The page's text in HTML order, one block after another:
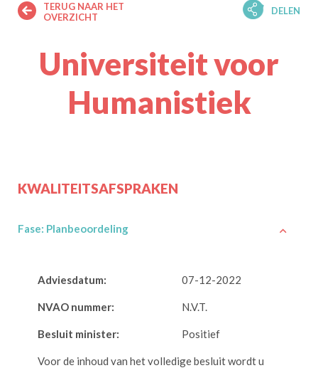
TERUG NAAR HET
OVERZICHT
DELEN
Universiteit voor
Humanistiek
KWALITEITSAFSPRAKEN
Fase: Planbeoordeling
Adviesdatum: 07-12-2022
NVAO nummer: N.V.T.
Besluit minister: Positief
Voor de inhoud van het volledige besluit wordt u